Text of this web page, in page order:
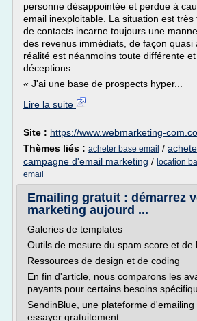
personne désappointée et perdue à
email inexploitable. La situation est
de contacts incarne toujours une
des revenus immédiats, de façon quasi
réalité est néanmoins toute différente
déceptions...
« J'ai une base de prospects hyper...
Lire la suite
Site : https://www.webmarketing-
Thèmes liés : acheter base email /
campagne d'email marketing / location
email
Emailing gratuit : démarrez
marketing aujourd ...
Galeries de templates
Outils de mesure du spam score et de
Ressources de design et de coding
En fin d'article, nous comparons les
payants pour certains besoins
SendinBlue, une plateforme d'emailing
essayer gratuitement